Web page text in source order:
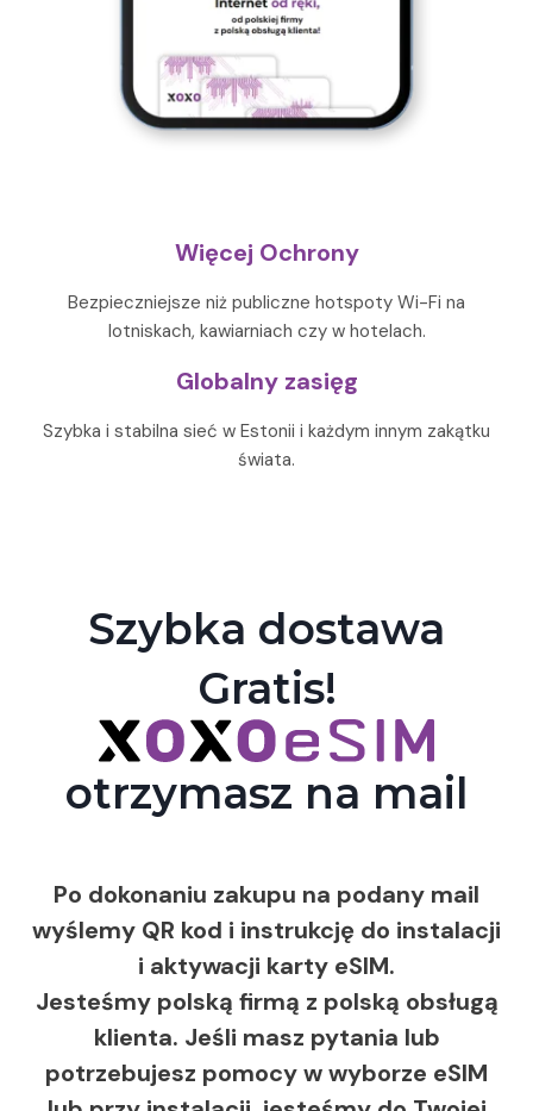
Więcej Ochrony
Bezpieczniejsze niż publiczne hotspoty Wi-Fi na
lotniskach, kawiarniach czy w hotelach.
Globalny zasięg
Szybka i stabilna sieć w Estonii i każdym innym zakątku
świata.
Szybka dostawa
Gratis!
otrzymasz na mail
Po dokonaniu zakupu na podany mail
wyślemy QR kod i instrukcję do instalacji
i aktywacji karty eSIM.
Jesteśmy polską firmą z polską obsługą
klienta. Jeśli masz pytania lub
potrzebujesz pomocy w wyborze eSIM